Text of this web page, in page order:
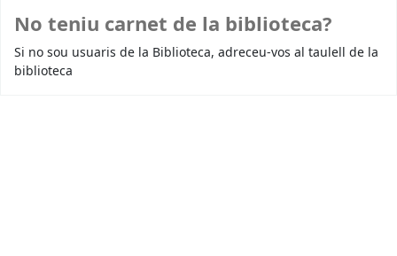
No teniu carnet de la biblioteca?
Si no sou usuaris de la Biblioteca, adreceu-vos al taulell de la
biblioteca